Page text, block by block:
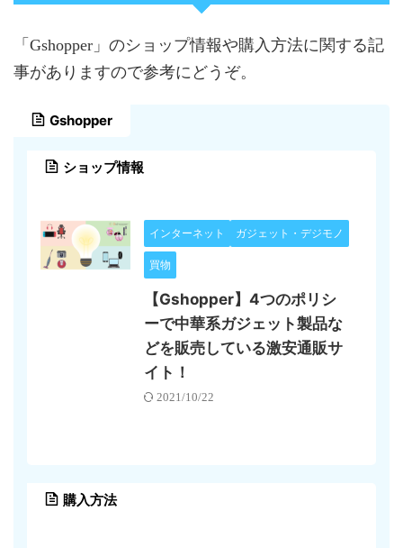
「Gshopper」のショップ情報や購入方法に関する記
事がありますので参考にどうぞ。
Gshopper
ショップ情報
インターネット ガジェット・デジモノ
買物
【Gshopper】4つのポリシ
ーで中華系ガジェット製品な
どを販売している激安通販サ
イト！
2021/10/22
購入方法